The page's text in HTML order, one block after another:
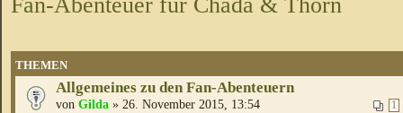
THEMEN
Allgemeines zu den Fan-Abenteuern
1
von Gilda » 26. November 2015, 13:54